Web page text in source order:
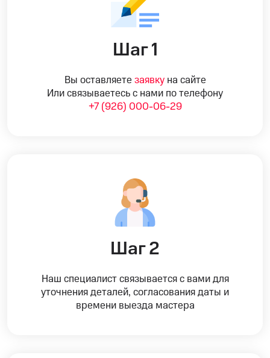
Шаг 1
Вы оставляете заявкуна сайте
Или связываетесь с нами по телефону
+7 (926) 000-06-29
Шаг 2
Наш специалист связывается с вами для
уточнения деталей, согласования даты и
времени выезда мастера